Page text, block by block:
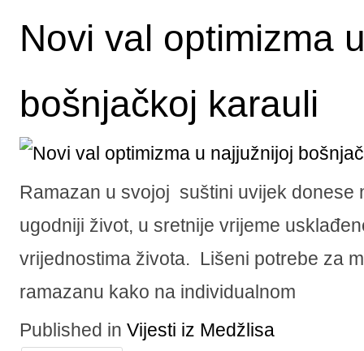
Novi val optimizma
bošnjačkoj karauli
Ramazan u svojoj suštini uvijek donese
ugodniji život, u sretnije vrijeme
vrijednostima života. Lišeni potrebe za
ramazanu kako na individualnom
Published in Vijesti iz Medžlisa